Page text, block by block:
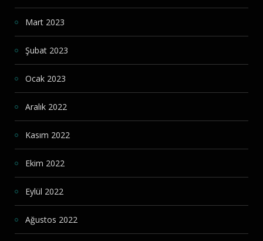
Mart 2023
Şubat 2023
Ocak 2023
Aralık 2022
Kasım 2022
Ekim 2022
Eylül 2022
Ağustos 2022